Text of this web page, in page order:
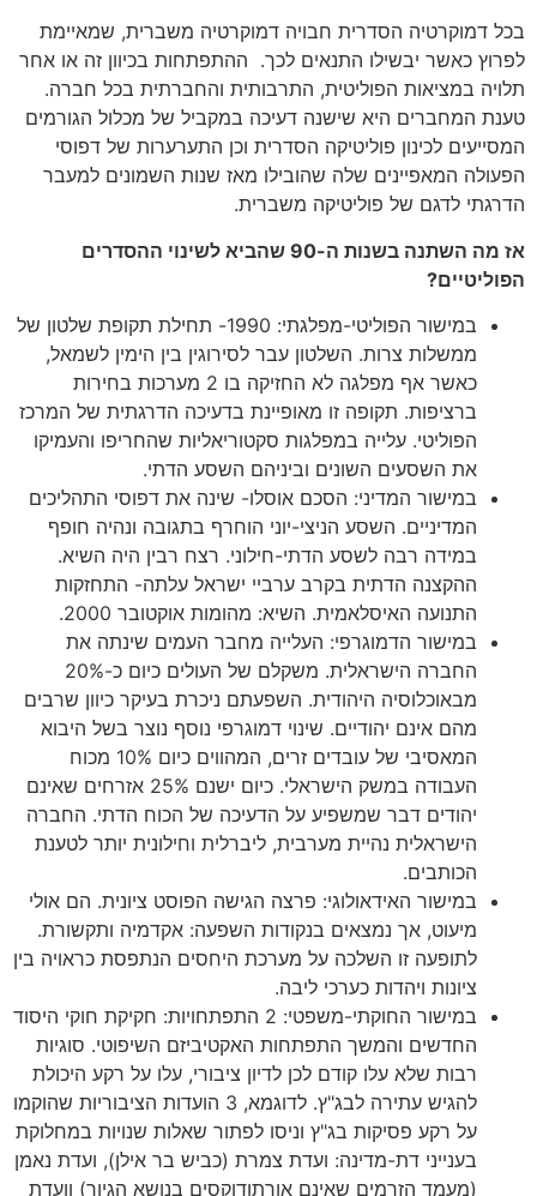
בכל דמוקרטיה הסדרית חבויה דמוקרטיה משברית, שמאיימת
לפרוץ כאשר יבשילו התנאים לכך. ההתפתחות בכיוון זה או אחר
תלויה במציאות הפוליטית, התרבותית והחברתית בכל חברה.
טענת המחברים היא שישנה דעיכה במקביל של מכלול הגורמים
המסייעים לכינון פוליטיקה הסדרית וכן התערערות של דפוסי
הפעולה המאפיינים שלה שהובילו מאז שנות השמונים למעבר
הדרגתי לדגם של פוליטיקה משברית.
אז מה השתנה בשנות ה-90 שהביא לשינוי ההסדרים
הפוליטיים?
במישור הפוליטי-מפלגתי: 1990- תחילת תקופת שלטון של
ממשלות צרות. השלטון עבר לסירוגין בין הימין לשמאל,
כאשר אף מפלגה לא החזיקה בו 2 מערכות בחירות
ברציפות. תקופה זו מאופיינת בדעיכה הדרגתית של המרכז
הפוליטי. עלייה במפלגות סקטוריאליות שהחריפו והעמיקו
את השסעים השונים וביניהם השסע הדתי.
במישור המדיני: הסכם אוסלו- שינה את דפוסי התהליכים
המדיניים. השסע הניצי-יוני הוחרף בתגובה ונהיה חופף
במידה רבה לשסע הדתי-חילוני. רצח רבין היה השיא.
ההקצנה הדתית בקרב ערביי ישראל עלתה- התחזקות
התנועה האיסלאמית. השיא: מהומות אוקטובר 2000.
במישור הדמוגרפי: העלייה מחבר העמים שינתה את
החברה הישראלית. משקלם של העולים כיום כ-20%
מבאוכלוסיה היהודית. השפעתם ניכרת בעיקר כיוון שרבים
מהם אינם יהודיים. שינוי דמוגרפי נוסף נוצר בשל היבוא
המאסיבי של עובדים זרים, המהווים כיום 10% מכוח
העבודה במשק הישראלי. כיום ישנם 25% אזרחים שאינם
יהודים דבר שמשפיע על הדעיכה של הכוח הדתי. החברה
הישראלית נהיית מערבית, ליברלית וחילונית יותר לטענת
הכותבים.
במישור האידאולוגי: פרצה הגישה הפוסט ציונית. הם אולי
מיעוט, אך נמצאים בנקודות השפעה: אקדמיה ותקשורת.
לתופעה זו השלכה על מערכת היחסים הנתפסת כראויה בין
ציונות ויהדות כערכי ליבה.
במישור החוקתי-משפטי: 2 התפתחויות: חקיקת חוקי היסוד
החדשים והמשך התפתחות האקטיביזם השיפוטי. סוגיות
רבות שלא עלו קודם לכן לדיון ציבורי, עלו על רקע היכולת
להגיש עתירה לבג"ץ. לדוגמא, 3 הועדות הציבוריות שהוקמו
על רקע פסיקות בג"ץ וניסו לפתור שאלות שנויות במחלוקת
בענייני דת-מדינה: ועדת צמרת (כביש בר אילן), ועדת נאמן
(מעמד הזרמים שאינם אורתודוקסים בנושא הגיור) וועדת